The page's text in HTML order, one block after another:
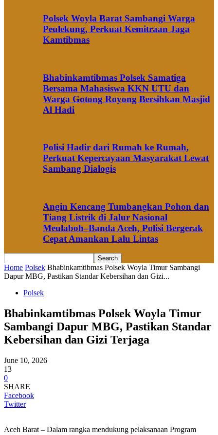
Polsek Woyla Barat Sambangi Warga
Peulekung, Perkuat Kemitraan Jaga
Kamtibmas
Bhabinkamtibmas Polsek Samatiga
Bersama Mahasiswa KKN UTU dan
Warga Gotong Royong Bersihkan Masjid
Al Hadi
Polisi Hadir dari Rumah ke Rumah,
Perkuat Kepercayaan Masyarakat Lewat
Sambang Dialogis
Angin Kencang Tumbangkan Pohon dan
Tiang Listrik di Jalur Nasional
Meulaboh–Banda Aceh, Polisi Bergerak
Cepat Amankan Lalu Lintas
Home Polsek Bhabinkamtibmas Polsek Woyla Timur Sambangi
Dapur MBG, Pastikan Standar Kebersihan dan Gizi...
Polsek
Bhabinkamtibmas Polsek Woyla Timur
Sambangi Dapur MBG, Pastikan Standar
Kebersihan dan Gizi Terjaga
June 10, 2026
13
0
SHARE
Facebook
Twitter
Aceh Barat – Dalam rangka mendukung pelaksanaan Program